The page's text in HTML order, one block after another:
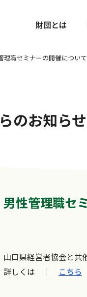
財団とは
のお知らせ
理職セミナーの開催について
男性管理職セ
山口県経営者協会と共
詳しくは ｜ こちら